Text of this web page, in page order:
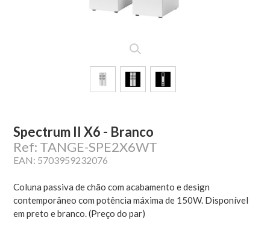
Spectrum II X6 - Branco
Ref: TANGE-SPE2X6WT
EAN: 5703959232076
Coluna passiva de chão com acabamento e design
contemporâneo com potência máxima de 150W. Disponível
em preto e branco. (Preço do par)